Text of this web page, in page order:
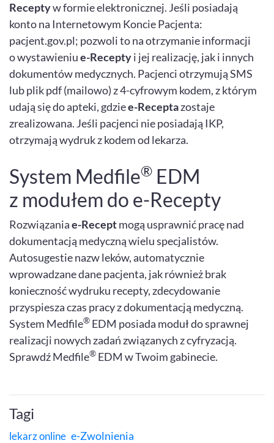
Receptyw formie elektronicznej. Jeśli posiadają
konto na Internetowym Koncie Pacjenta:
pacjent.gov.pl; pozwoli to na otrzymanie informacji
o wystawieniue-Receptyi jej realizację, jak i innych
dokumentów medycznych. Pacjenci otrzymują SMS
lub plik pdf (mailowo) z 4-cyfrowym kodem, z którym
udają się do apteki, gdziee-Receptazostaje
zrealizowana. Jeśli pacjenci nie posiadają IKP,
otrzymają wydruk z kodem od lekarza.
System Medfile® EDM
z modułem do e-Recepty
Rozwiązaniae-Receptmogą usprawnić pracę nad
dokumentacją medyczną wielu specjalistów.
Autosugestie nazw leków, automatycznie
wprowadzane dane pacjenta, jak również brak
konieczność wydruku recepty, zdecydowanie
przyspiesza czas pracy z dokumentacją medyczną.
System Medfile® EDM posiada moduł do sprawnej
realizacji nowych zadań związanych z cyfryzacją.
Sprawdź Medfile® EDM w Twoim gabinecie.
Tagi
lekarz online e-Zwolnienia